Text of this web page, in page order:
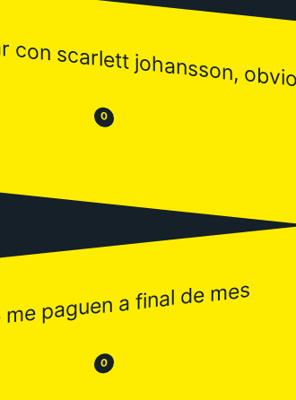
scarlett johansson, obvio
😒 0 😂
paguen a final de mes
😒 0 😂